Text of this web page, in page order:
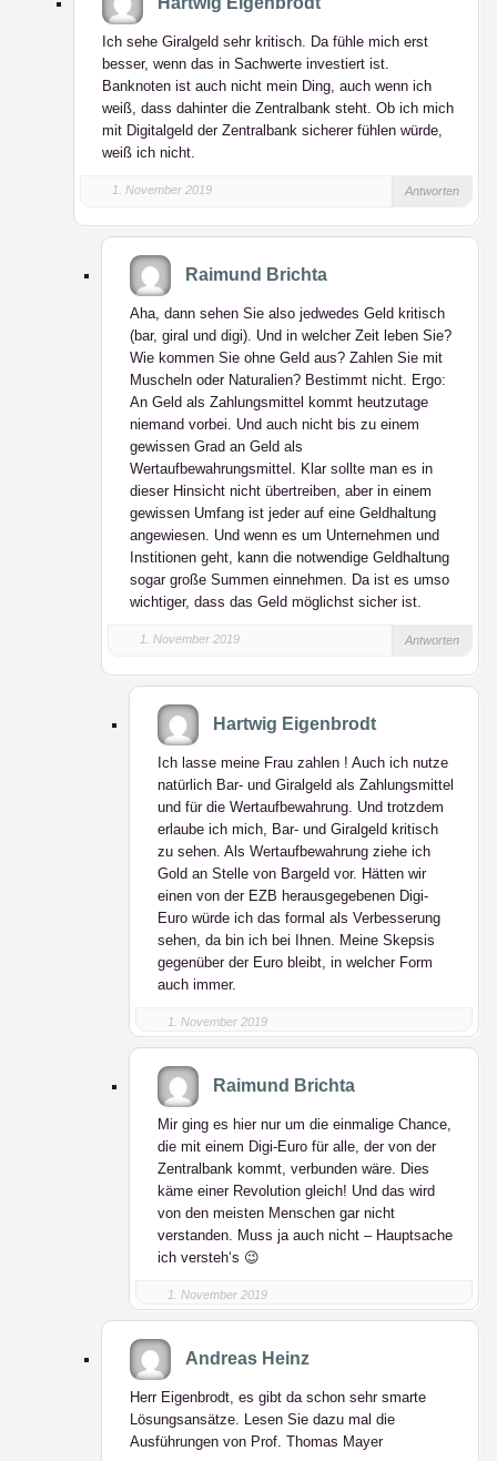
Ich sehe Giralgeld sehr kritisch. Da fühle mich erst
besser, wenn das in Sachwerte investiert ist.
Banknoten ist auch nicht mein Ding, auch wenn ich
weiß, dass dahinter die Zentralbank steht. Ob ich mich
mit Digitalgeld der Zentralbank sicherer fühlen würde,
weiß ich nicht.
1. November 2019 Antworten
Raimund Brichta
Aha, dann sehen Sie also jedwedes Geld kritisch
(bar, giral und digi). Und in welcher Zeit leben Sie?
Wie kommen Sie ohne Geld aus? Zahlen Sie mit
Muscheln oder Naturalien? Bestimmt nicht. Ergo:
An Geld als Zahlungsmittel kommt heutzutage
niemand vorbei. Und auch nicht bis zu einem
gewissen Grad an Geld als
Wertaufbewahrungsmittel. Klar sollte man es in
dieser Hinsicht nicht übertreiben, aber in einem
gewissen Umfang ist jeder auf eine Geldhaltung
angewiesen. Und wenn es um Unternehmen und
Institionen geht, kann die notwendige Geldhaltung
sogar große Summen einnehmen. Da ist es umso
wichtiger, dass das Geld möglichst sicher ist.
1. November 2019 Antworten
Hartwig Eigenbrodt
Ich lasse meine Frau zahlen ! Auch ich nutze
natürlich Bar- und Giralgeld als Zahlungsmittel
und für die Wertaufbewahrung. Und trotzdem
erlaube ich mich, Bar- und Giralgeld kritisch
zu sehen. Als Wertaufbewahrung ziehe ich
Gold an Stelle von Bargeld vor. Hätten wir
einen von der EZB herausgegebenen Digi-
Euro würde ich das formal als Verbesserung
sehen, da bin ich bei Ihnen. Meine Skepsis
gegenüber der Euro bleibt, in welcher Form
auch immer.
1. November 2019
Raimund Brichta
Mir ging es hier nur um die einmalige Chance,
die mit einem Digi-Euro für alle, der von der
Zentralbank kommt, verbunden wäre. Dies
käme einer Revolution gleich! Und das wird
von den meisten Menschen gar nicht
verstanden. Muss ja auch nicht – Hauptsache
ich versteh‘s 😉
1. November 2019
Andreas Heinz
Herr Eigenbrodt, es gibt da schon sehr smarte
Lösungsansätze. Lesen Sie dazu mal die
Ausführungen von Prof. Thomas Mayer